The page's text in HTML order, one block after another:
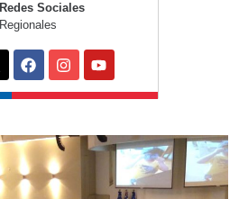
Redes Sociales
Regionales